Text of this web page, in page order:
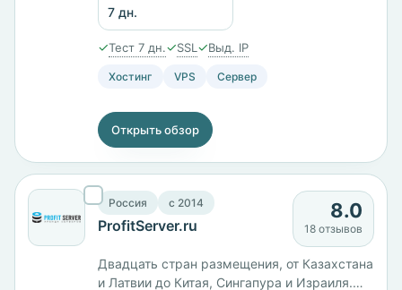
картой МИР или по безналичному расчёту,
тест 7 дней.
7 дн.
✓Тест 7 дн.✓SSL ✓Выд. IP
Хостинг VPS Сервер
Открыть обзор
Россия c 2014
ProfitServer.ru
8.0
18 отзывов
Двадцать стран размещения, от Казахстана
и Латвии до Китая, Сингапура и Израиля.